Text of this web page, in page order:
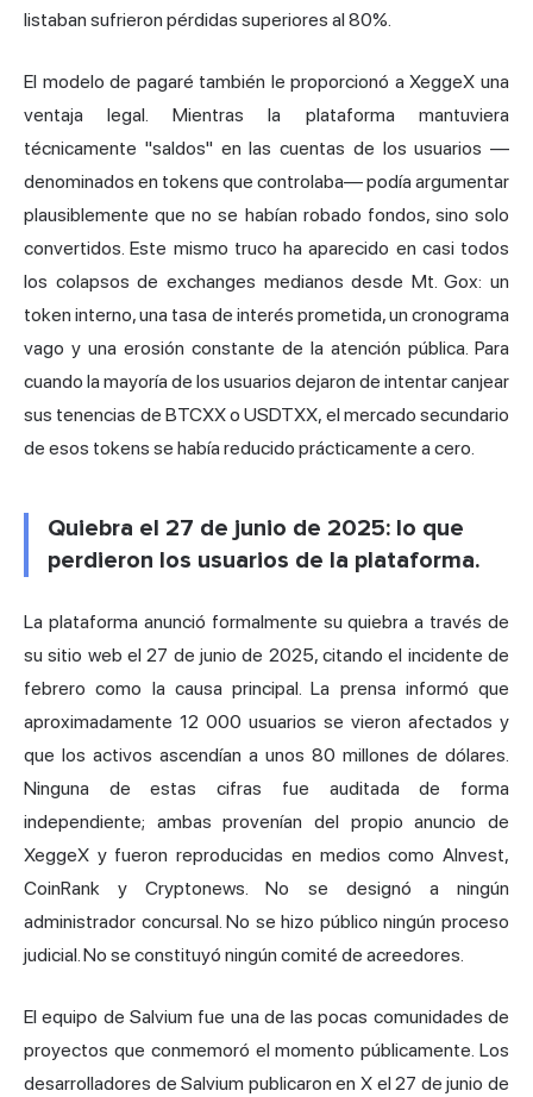
listaban sufrieron pérdidas superiores al 80%.
El modelo de pagaré también le proporcionó a XeggeX una
ventaja legal. Mientras la plataforma mantuviera
técnicamente "saldos" en las cuentas de los usuarios —
denominados en tokens que controlaba— podía argumentar
plausiblemente que no se habían robado fondos, sino solo
convertidos. Este mismo truco ha aparecido en casi todos
los colapsos de exchanges medianos desde Mt. Gox: un
token interno, una tasa de interés prometida, un cronograma
vago y una erosión constante de la atención pública. Para
cuando la mayoría de los usuarios dejaron de intentar canjear
sus tenencias de BTCXX o USDTXX, el mercado secundario
de esos tokens se había reducido prácticamente a cero.
Quiebra el 27 de junio de 2025: lo que
perdieron los usuarios de la plataforma.
La plataforma anunció formalmente su quiebra a través de
su sitio web el 27 de junio de 2025, citando el incidente de
febrero como la causa principal. La prensa informó que
aproximadamente 12 000 usuarios se vieron afectados y
que los activos ascendían a unos 80 millones de dólares.
Ninguna de estas cifras fue auditada de forma
independiente; ambas provenían del propio anuncio de
XeggeX y fueron reproducidas en medios como AInvest,
CoinRank y Cryptonews. No se designó a ningún
administrador concursal. No se hizo público ningún proceso
judicial. No se constituyó ningún comité de acreedores.
El equipo de Salvium fue una de las pocas comunidades de
proyectos que conmemoró el momento públicamente. Los
desarrolladores de Salvium publicaron en X el 27 de junio de